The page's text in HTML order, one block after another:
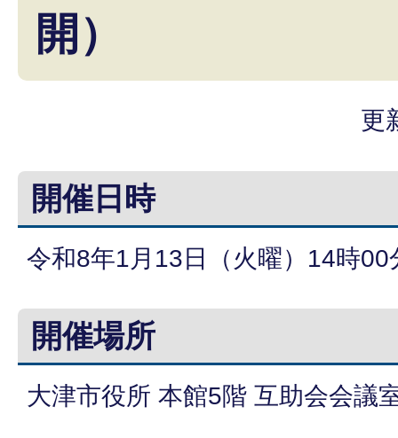
開）
更
開催日時
令和8年1月13日（火曜）14時00
開催場所
大津市役所 本館5階 互助会会議